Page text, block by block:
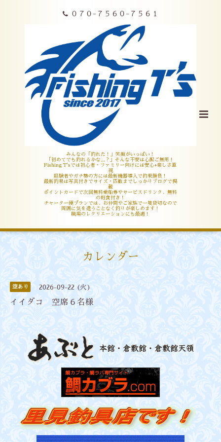
０７０-７５６０-７５６１
みんなの「釣れた！」笑顔がいっぱい！
「初めてでも釣れるかな,,,？」そんな不安は心配ご無用！
Fishing T'sでは初心者・ファミリー向けには安心+楽しさ重
視
経験者やガチ勢の方には最新機器導入で釣果勝負！
最新釣果は写真付きでサイズ・匹数までしっかりブログで掲
載
ポイントカードで次回無料乗船券やサービスドリンク、無料
の軽食付き！
チャーター便プランでは、お仲間やご家族で一隻貸切なので
周囲に気を遣うことなく釣りが楽しめます！
職場のレクリエーションにも最適！
カレンダー
空あり 2026-09-22 (火)
イイダコ 空席６名様